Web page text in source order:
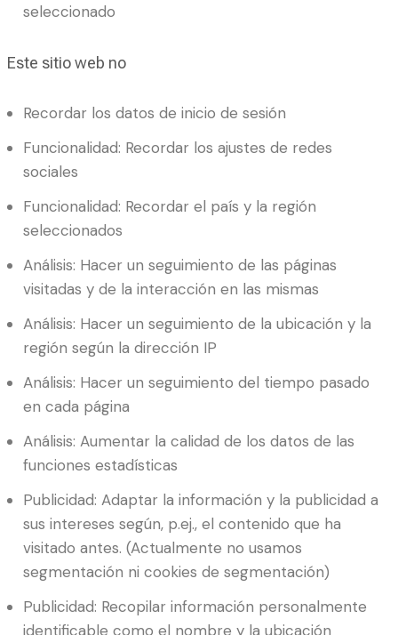
seleccionado
Este sitio web no
Recordar los datos de inicio de sesión
Funcionalidad: Recordar los ajustes de redes
sociales
Funcionalidad: Recordar el país y la región
seleccionados
Análisis: Hacer un seguimiento de las páginas
visitadas y de la interacción en las mismas
Análisis: Hacer un seguimiento de la ubicación y la
región según la dirección IP
Análisis: Hacer un seguimiento del tiempo pasado
en cada página
Análisis: Aumentar la calidad de los datos de las
funciones estadísticas
Publicidad: Adaptar la información y la publicidad a
sus intereses según, p.ej., el contenido que ha
visitado antes. (Actualmente no usamos
segmentación ni cookies de segmentación)
Publicidad: Recopilar información personalmente
identificable como el nombre y la ubicación